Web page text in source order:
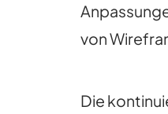
von
Die